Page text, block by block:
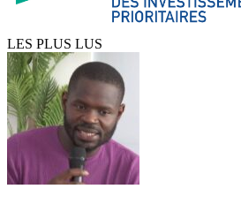
LES PLUS LUS